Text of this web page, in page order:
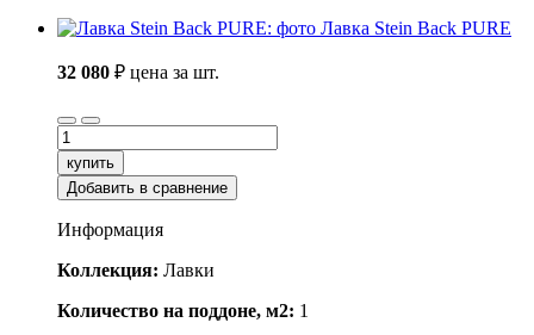
Лавка Stein Back PURE
32 080 ₽ цена за шт.
купить
Добавить в сравнение
Информация
Коллекция: Лавки
Количество на поддоне, м2: 1